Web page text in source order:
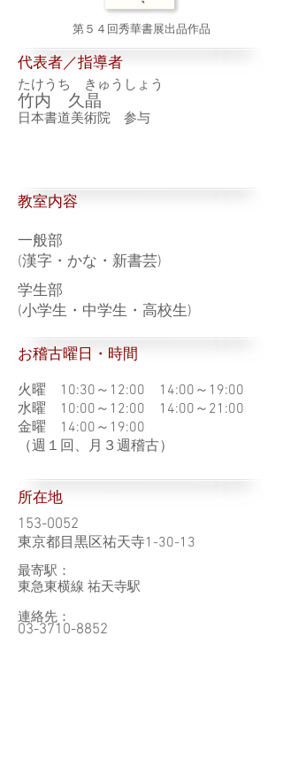
第５４回秀華書展出品作品
代表者／指導者
たけうち きゅうしょう
竹内 久晶
日本書道美術院 参与
​教室内容
一般部
(漢字・かな・新書芸)
学生部
(小学生・中学生・高校生)
お稽古曜日・時間
火曜 10:30～12:00 14:00～19:00
水曜 10:00～12:00 14:00～21:00
金曜 14:00～19:00
（週１回、月３週稽古）
所在地
153-0052
東京都目黒区祐天寺1-30-13
最寄駅：
東急東横線 祐天寺駅
連絡先：
03-3710-8852